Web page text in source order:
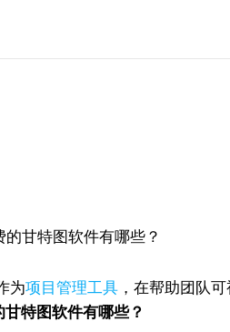
为项目管理工具 ，在帮助团队
甘特图软件有哪些？